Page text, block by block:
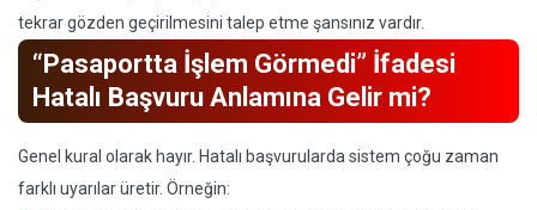
tekrar gözden geçirilmesini talep etme şansınız vardır.
“Pasaportta İşlem Görmedi” İfadesi
Hatalı Başvuru Anlamına Gelir mi?
Genel kural olarak hayır. Hatalı başvurularda sistem çoğu zaman
farklı uyarılar üretir. Örneğin: